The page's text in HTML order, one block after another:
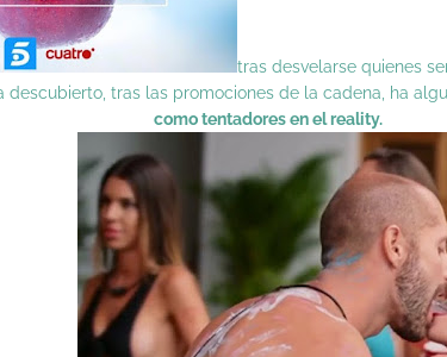
tras desvelarse quienes
descubierto, tras las promociones de la cadena, ha
como tentadores en el reality.